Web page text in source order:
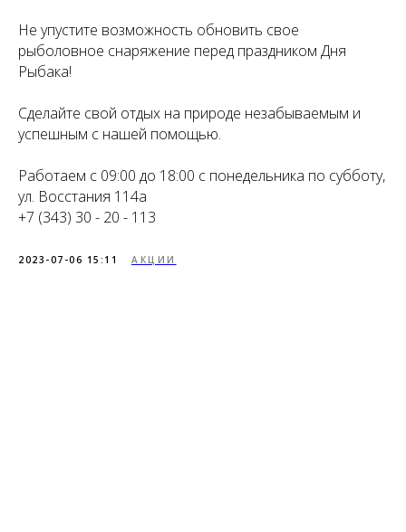
Не упустите возможность обновить свое
рыболовное снаряжение перед праздником Дня
Рыбака!
Сделайте свой отдых на природе незабываемым и
успешным с нашей помощью.
Работаем с 09:00 до 18:00 с понедельника по субботу,
ул. Восстания 114а
+7 (343) 30 - 20 - 113
2023-07-06 15:11 АКЦИИ